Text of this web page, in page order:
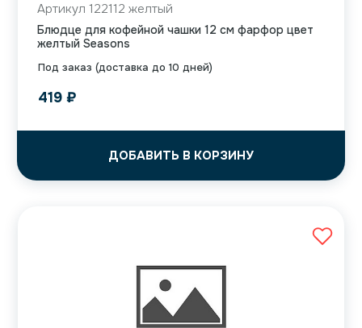
Под заказ (доставка до 10 дней)
Артикул 122112 желтый
Блюдце для кофейной чашки 12 см фарфор цвет
желтый Seasons
419 ₽
ДОБАВИТЬ В КОРЗИНУ